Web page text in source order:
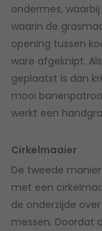
ondermes,
waarin de
opening tussen
ware afgeknipt.
geplaatst is dan
mooi
werkt een
Cirkelmaaier
De tweede
met een
de onderzijde
messen. Doordat